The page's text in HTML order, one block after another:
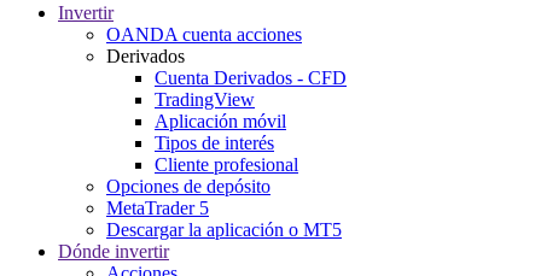
Invertir
OANDA cuenta acciones
Derivados
Cuenta Derivados - CFD
TradingView
Aplicación móvil
Tipos de interés
Cliente profesional
Opciones de depósito
MetaTrader 5
Descargar la aplicación o MT5
Dónde invertir